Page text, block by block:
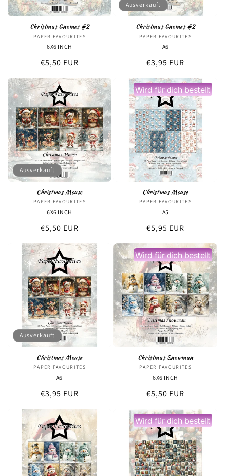
Christmas Gnomes #2
Anbieter:
PAPER FAVOURITES
6X6 INCH
Normaler
Preis
€5,50 EUR
Ausverkauft
Christmas Gnomes #2
Anbieter:
PAPER FAVOURITES
A6
Normaler
Preis
€3,95 EUR
Ausverkauft
Christmas Mouse
Anbieter:
PAPER FAVOURITES
6X6 INCH
Normaler
Preis
€5,50 EUR
Wird für dich bestellt
Christmas Mouse
Anbieter:
PAPER FAVOURITES
A5
Normaler
Preis
€5,95 EUR
Ausverkauft
Christmas Mouse
Anbieter:
PAPER FAVOURITES
A6
Normaler
Preis
€3,95 EUR
Wird für dich bestellt
Christmas Snowman
Anbieter:
PAPER FAVOURITES
6X6 INCH
Normaler
€5,50 EUR
Wird für dich bestellt